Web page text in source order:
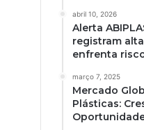
abril 10, 2026
Alerta
registram
enfrenta
março 7, 2025
Mercado
Plásticas: